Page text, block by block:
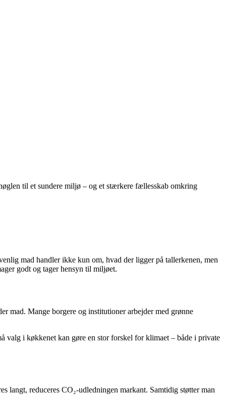
til et sundere miljø – og et stærkere fællesskab omkring
mad handler ikke kun om, hvad der ligger på tallerkenen, men
godt og tager hensyn til miljøet.
mad. Mange borgere og institutioner arbejder med grønne
valg i køkkenet kan gøre en stor forskel for klimaet – både i private
langt, reduceres CO₂-udledningen markant. Samtidig støtter man